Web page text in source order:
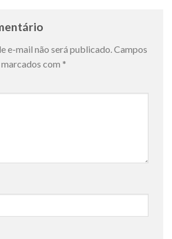
e-mail não será publicado.Campos
com *